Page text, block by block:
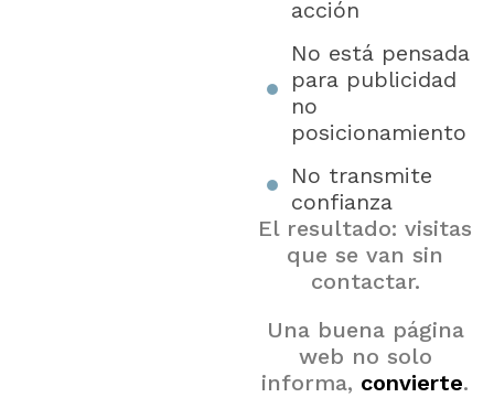
acción
No está pensada
para publicidad
no
posicionamiento
No transmite
confianza
El resultado: visitas
que se van sin
contactar.
Una buena página
web no solo
informa, convierte.